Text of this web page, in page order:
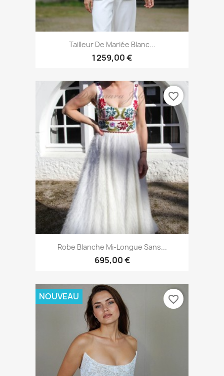
Tailleur De Mariée Blanc...
1 259,00 €
Robe Blanche Mi-Longue Sans...
695,00 €
favorite_border
NOUVEAU favorite_border